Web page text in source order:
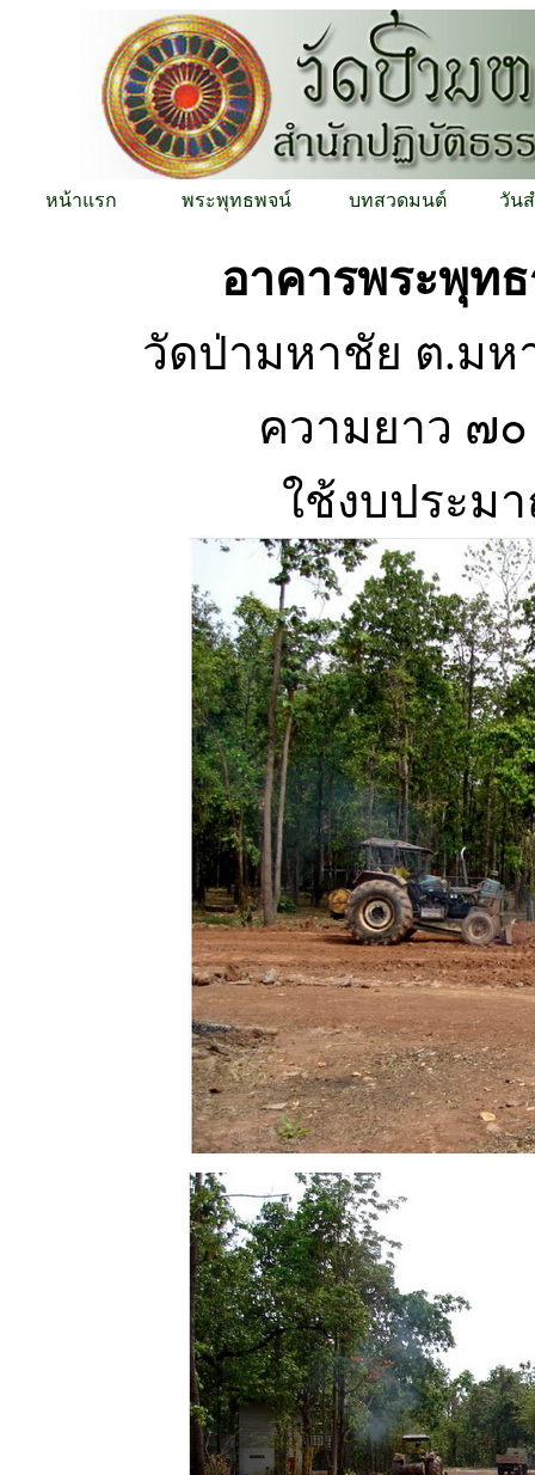
หน้าแรก พระพุทธพจน์ บทสวดมนต์ วัน
อาคารพระพุท
วัดป่ามหาชัย ต.มห
ความยาว ๗๐
ใช้งบประม